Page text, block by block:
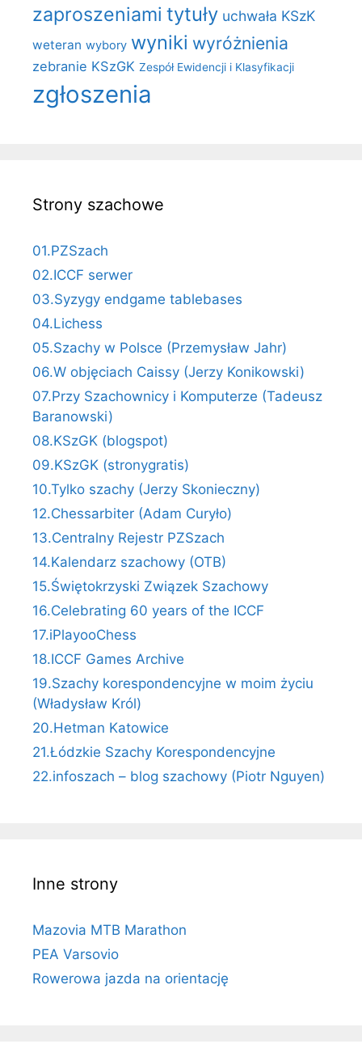
zaproszeniami tytuły uchwała KSzK
weteran wybory wyniki wyróżnienia
zebranie KSzGK Zespół Ewidencji i Klasyfikacji
zgłoszenia
Strony szachowe
01.PZSzach
02.ICCF serwer
03.Syzygy endgame tablebases
04.Lichess
05.Szachy w Polsce (Przemysław Jahr)
06.W objęciach Caissy (Jerzy Konikowski)
07.Przy Szachownicy i Komputerze (Tadeusz
Baranowski)
08.KSzGK (blogspot)
09.KSzGK (stronygratis)
10.Tylko szachy (Jerzy Skonieczny)
12.Chessarbiter (Adam Curyło)
13.Centralny Rejestr PZSzach
14.Kalendarz szachowy (OTB)
15.Świętokrzyski Związek Szachowy
16.Celebrating 60 years of the ICCF
17.iPlayooChess
18.ICCF Games Archive
19.Szachy korespondencyjne w moim życiu
(Władysław Król)
20.Hetman Katowice
21.Łódzkie Szachy Korespondencyjne
22.infoszach – blog szachowy (Piotr Nguyen)
Inne strony
Mazovia MTB Marathon
PEA Varsovio
Rowerowa jazda na orientację